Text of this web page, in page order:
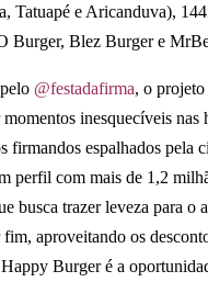
Tatuapé e Aricanduva),
Burger, Blez Burger e
@festadafirma, o projeto
inesquecíveis nas
firmandos espalhados pela
perfil com mais de 1,2
busca trazer leveza para o
aproveitando os
Burger é a